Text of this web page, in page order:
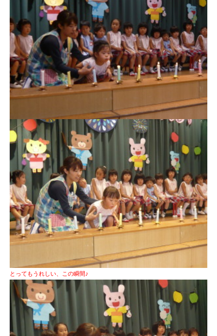
とってもうれしい、この瞬間♪